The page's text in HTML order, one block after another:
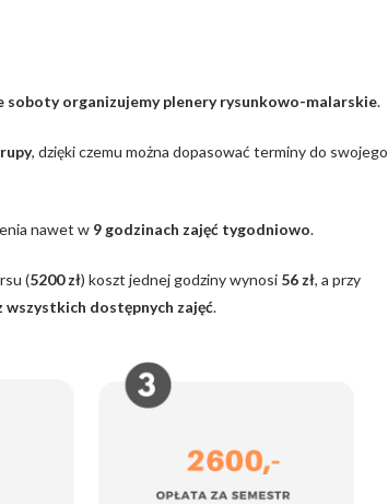
soboty organizujemy plenery rysunkowo-malarskie.
, dzięki czemu można dopasować terminy do swojego
nawet w 9 godzinach zajęć tygodniowo.
(5200 zł) koszt jednej godziny wynosi 56 zł, a przy
wszystkich dostępnych zajęć.